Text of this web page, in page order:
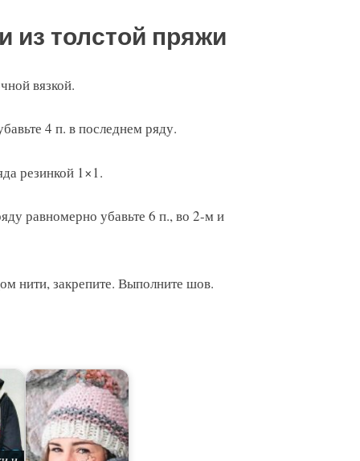
из толстой пряжи
вязкой.
4 п. в последнем ряду.
резинкой 1×1.
равномерно убавьте 6 п., во 2-м и
нити, закрепите. Выполните шов.